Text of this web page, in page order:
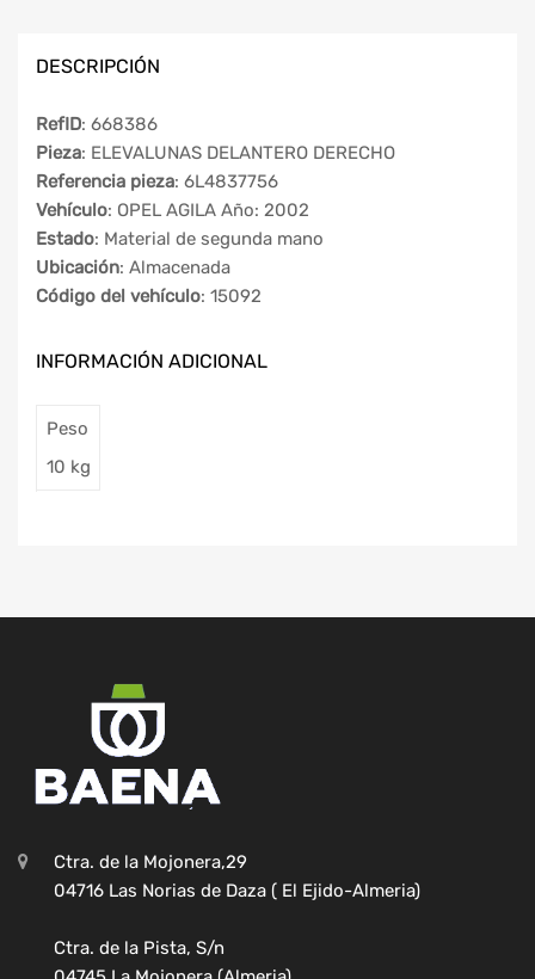
DESCRIPCIÓN
RefID: 668386
Pieza: ELEVALUNAS DELANTERO DERECHO
Referencia pieza: 6L4837756
Vehículo: OPEL AGILA Año: 2002
Estado: Material de segunda mano
Ubicación: Almacenada
Código del vehículo: 15092
INFORMACIÓN ADICIONAL
Peso
10 kg
Ctra. de la Mojonera,29
04716 Las Norias de Daza ( El Ejido-Almeria)
Ctra. de la Pista, S/n